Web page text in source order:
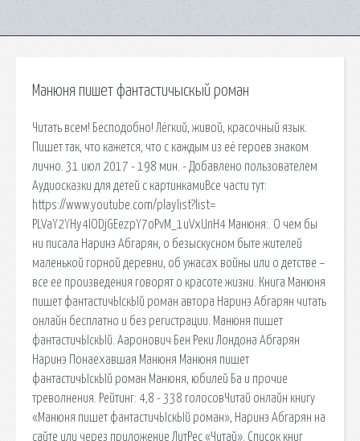
Манюня пишет фантастичыскый роман
Читать всем! Бесподобно! Лёгкий, живой, красочный язык.
Пишет так, что кажется, что с каждым из её героев знаком
лично. 31 июл 2017 - 198 мин. - Добавлено пользователем
Аудиосказки для детей с картинкамиВсе части тут:
https://www.youtube.com/playlist?list=
PLVaY2YHy4IODjGEezpY7oPvM_1uVxUnH4 Манюня:. О чем бы
ни писала Наринэ Абгарян, о безыскусном быте жителей
маленькой горной деревни, об ужасах войны или о детстве –
все ее произведения говорят о красоте жизни. Книга Манюня
пишет фантастичЫскЫй роман автора Наринэ Абгарян читать
онлайн бесплатно и без регистрации. Манюня пишет
фантастичЫскЫй. Ааронович Бен Реки Лондона Абгарян
Наринэ Понаехавшая Манюня Манюня пишет
фантастичЫскЫй роман Манюня, юбилей Ба и прочие
треволнения. Рейтинг: 4,8 - 338 голосовЧитай онлайн книгу
«Манюня пишет фантастичЫскЫй роман», Наринэ Абгарян на
сайте или через приложение ЛитРес «Читай». Список книг